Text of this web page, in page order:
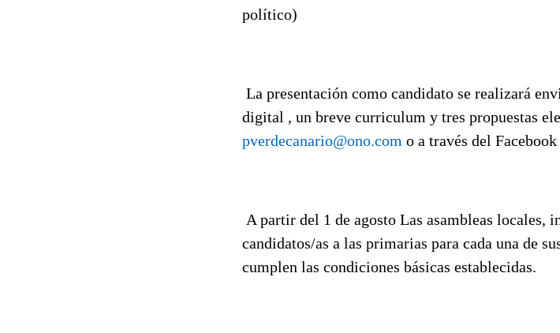
político)
La presentación como candidato se realizará
digital , un breve curriculum y tres propuestas
pverdecanario@ono.com o a través del
A partir del 1 de agosto Las asambleas locales,
candidatos/as a las primarias para cada una de
cumplen las condiciones básicas establecidas.